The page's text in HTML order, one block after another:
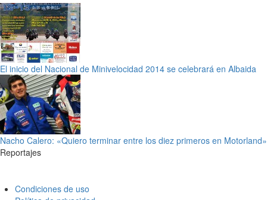
El inicio del Nacional de Minivelocidad 2014 se celebrará en Albaida
Nacho Calero: «Quiero terminar entre los diez primeros en Motorland»
Reportajes
Condiciones de uso